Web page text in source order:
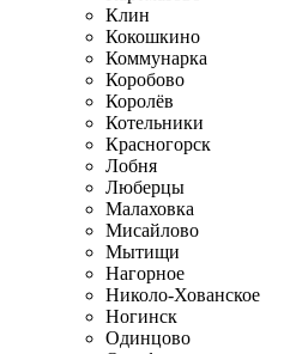
Клин
Кокошкино
Коммунарка
Коробово
Королёв
Котельники
Красногорск
Лобня
Люберцы
Малаховка
Мисайлово
Мытищи
Нагорное
Николо-Хованское
Ногинск
Одинцово